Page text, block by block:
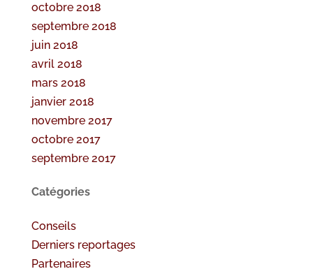
octobre 2018
septembre 2018
juin 2018
avril 2018
mars 2018
janvier 2018
novembre 2017
octobre 2017
septembre 2017
Catégories
Conseils
Derniers reportages
Partenaires